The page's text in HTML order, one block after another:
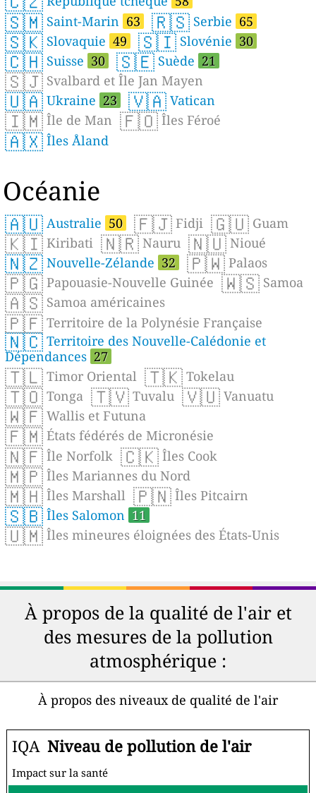
🇸🇲 Saint-Marin 63 🇷🇸 Serbie 65
🇸🇰 Slovaquie 49 🇸🇮 Slovénie 30
🇨🇭 Suisse 30 🇸🇪 Suède 21
🇸🇯 Svalbard et Île Jan Mayen
🇺🇦 Ukraine 23 🇻🇦 Vatican
🇮🇲 Île de Man 🇫🇴 Îles Féroé
🇦🇽 Îles Åland
Océanie
🇦🇺 Australie 50 🇫🇯 Fidji 🇬🇺 Guam
🇰🇮 Kiribati 🇳🇷 Nauru 🇳🇺 Nioué
🇳🇿 Nouvelle-Zélande 32 🇵🇼 Palaos
🇵🇬 Papouasie-Nouvelle Guinée 🇼🇸 Samoa
🇦🇸 Samoa américaines
🇵🇫 Territoire de la Polynésie Française
🇳🇨 Territoire des Nouvelle-Calédonie et
Dépendances 27
🇹🇱 Timor Oriental 🇹🇰 Tokelau
🇹🇴 Tonga 🇹🇻 Tuvalu 🇻🇺 Vanuatu
🇼🇫 Wallis et Futuna
🇫🇲 États fédérés de Micronésie
🇳🇫 Île Norfolk 🇨🇰 Îles Cook
🇲🇵 Îles Mariannes du Nord
🇲🇭 Îles Marshall 🇵🇳 Îles Pitcairn
🇸🇧 Îles Salomon 11
🇺🇲 Îles mineures éloignées des États-Unis
À propos de la qualité de l'air et
des mesures de la pollution
atmosphérique :
À propos des niveaux de qualité de l'air
IQA Niveau de pollution de l'air
Impact sur la santé